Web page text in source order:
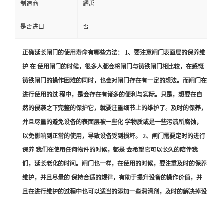
制造商 耀禹
是否进口 否
正确延长闸门的使用寿命有哪些方法： 1、要注意闸门表面层的保养维
护 在 使用闸门的时候，很多人都会将闸门与铸铁闸门相比较，在感慨
铸铁闸门的操作困难的同时，也会对闸门存在有一定的想法。而闸门在
进行使用的过 程中，是会存在有诸多的便利与实际。只是，想要在自
然的侵袭之下完整的保护它，就要注重细节上的维护了。及时的保养，
并且尽量的避免设备的表面层被一些化 学物质或是一些污渍所腐蚀，
以免影响到正常的使用，导致设备受到损坏。 2、闸门需要定时的进行
保养 我们在使用任何物件的时候，都是 会希望它可以长久的陪伴我
们，延长老化的时间。闸门也一样，在使用的时候，要注重及时的保养
维护，并且尽量的 保持合适的规律，有助于提升设备的操作价值，并
且在进行维护的过程中也可以适当的添加一些润滑剂，及时的解决掉设